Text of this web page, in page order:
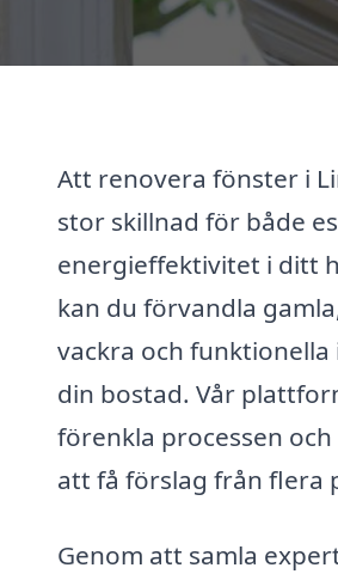
Att renovera fönster i
stor skillnad för både
energieffektivitet i ditt
kan du förvandla
vackra och
din bostad. Vår
förenkla processen
att få förslag från flera
Genom att samla